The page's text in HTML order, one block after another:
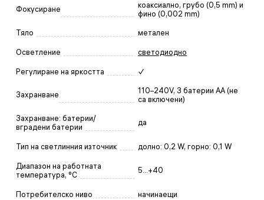
Фокусиране
коаксиално, грубо (0,5 mm) и
фино (0,002 mm)
Тяло метален
Осветление светодиодно
Регулиране на яркостта ✓
Захранване
110–240V, 3 батерии АА (не
са включени)
Захранване: батерии/
вградени батерии
да
Тип на светлинния източник долно: 0,2 W, горно: 0,1 W
Диапазон на работната
температура, °C
5...+40
Потребителско ниво начинаещи